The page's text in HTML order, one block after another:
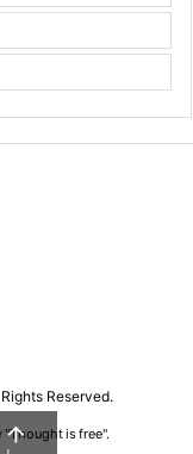
Reserved.
"Thought is free".
